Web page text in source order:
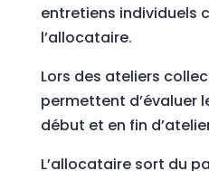
entretiens individuels
l’allocataire.
Lors des ateliers
permettent d’évaluer
début et en fin
L’allocataire sort du